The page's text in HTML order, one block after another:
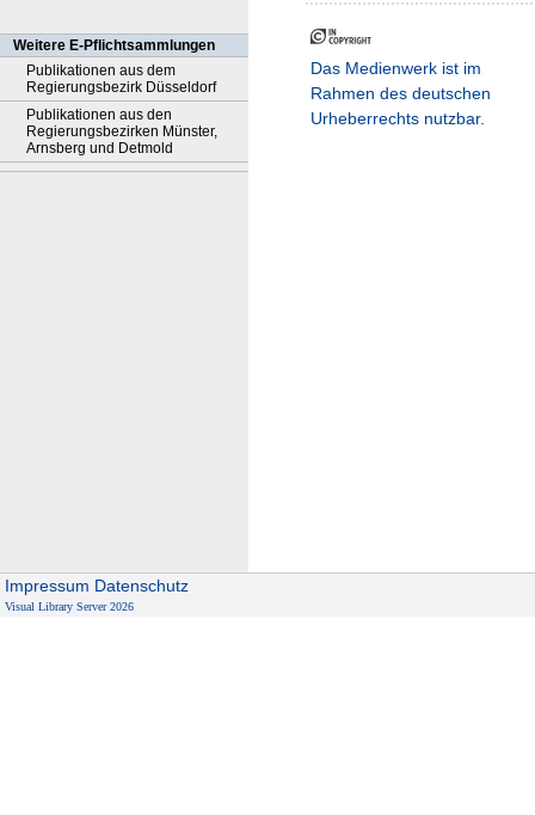
Weitere E-Pflichtsammlungen
Publikationen aus dem
Regierungsbezirk Düsseldorf
Publikationen aus den
Regierungsbezirken Münster,
Arnsberg und Detmold
Das Medienwerk ist im
Rahmen des deutschen
Urheberrechts nutzbar.
Impressum Datenschutz
Visual Library Server 2026